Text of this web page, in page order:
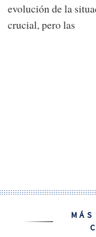
evolución de la
crucial, pero las